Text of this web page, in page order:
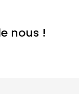
nous !